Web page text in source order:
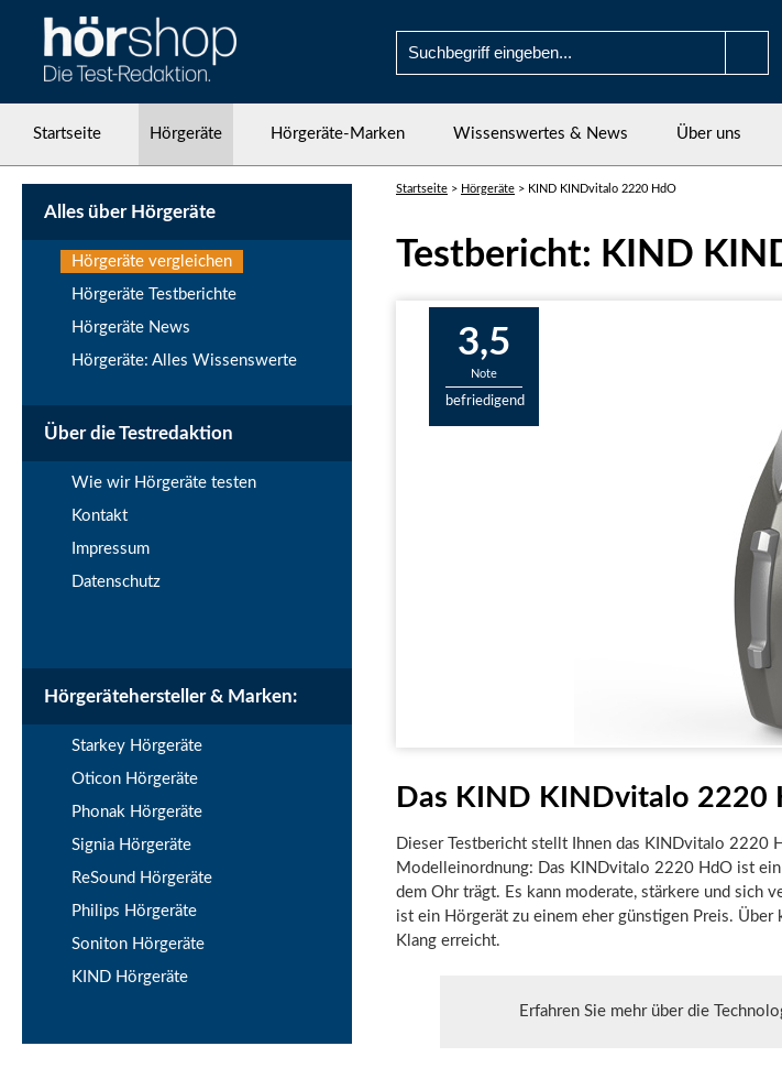
Startseite Hörgeräte Hörgeräte-Marken Wissenswertes & News Über uns
Startseite > Hörgeräte > KIND KINDvitalo 2220 HdO
Testbericht: KIND
3,5
Note
befriedigend
Das KIND KINDvitalo 2220
Dieser Testbericht stellt Ihnen das KINDvitalo 2220
Modelleinordnung: Das KINDvitalo 2220 HdO ist
dem Ohr trägt. Es kann moderate, stärkere und sich
ist ein Hörgerät zu einem eher günstigen Preis.
Klang erreicht.
Erfahren Sie mehr über die
Alles über Hörgeräte
Hörgeräte vergleichen
Hörgeräte Testberichte
Hörgeräte News
Hörgeräte: Alles Wissenswerte
Über die Testredaktion
Wie wir Hörgeräte testen
Kontakt
Impressum
Datenschutz
Hörgerätehersteller & Marken:
Starkey Hörgeräte
Oticon Hörgeräte
Phonak Hörgeräte
Signia Hörgeräte
ReSound Hörgeräte
Philips Hörgeräte
Soniton Hörgeräte
KIND Hörgeräte